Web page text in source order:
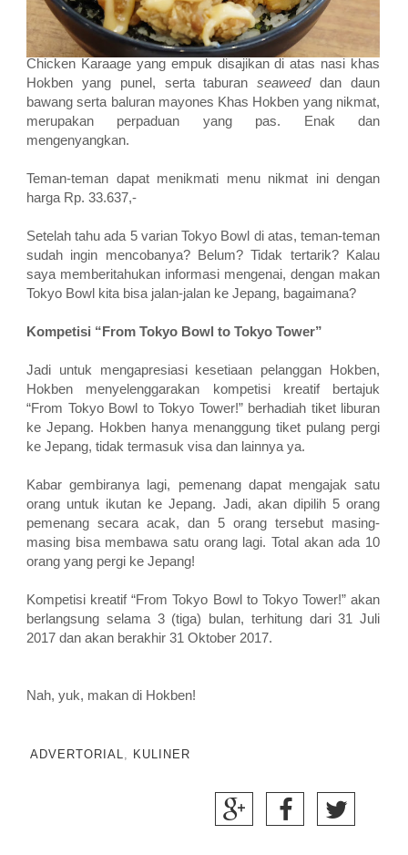
Chicken Karaage yang empuk disajikan di atas nasi khas
Hokben yang punel, serta taburanseaweeddan daun
bawang serta baluran mayones Khas Hokben yang nikmat,
merupakan perpaduan yang pas. Enak dan
mengenyangkan.
Teman-teman dapat menikmati menu nikmat ini dengan
harga Rp. 33.637,-
Setelah tahu ada 5 varian Tokyo Bowl di atas, teman-teman
sudah ingin mencobanya? Belum? Tidak tertarik? Kalau
saya memberitahukan informasi mengenai, dengan makan
Tokyo Bowl kita bisa jalan-jalan ke Jepang, bagaimana?
Kompetisi “From Tokyo Bowl to Tokyo Tower”
Jadi untuk mengapresiasi kesetiaan pelanggan Hokben,
Hokben menyelenggarakan kompetisi kreatif bertajuk
“From Tokyo Bowl to Tokyo Tower!” berhadiah tiket liburan
ke Jepang. Hokben hanya menanggung tiket pulang pergi
ke Jepang, tidak termasuk visa dan lainnya ya.
Kabar gembiranya lagi, pemenang dapat mengajak satu
orang untuk ikutan ke Jepang. Jadi, akan dipilih 5 orang
pemenang secara acak, dan 5 orang tersebut masing-
masing bisa membawa satu orang lagi. Total akan ada 10
orang yang pergi ke Jepang!
Kompetisi kreatif “From Tokyo Bowl to Tokyo Tower!” akan
berlangsung selama 3 (tiga) bulan, terhitung dari 31 Juli
2017 dan akan berakhir 31 Oktober 2017.
Nah, yuk, makan di Hokben!
ADVERTORIAL, KULINER